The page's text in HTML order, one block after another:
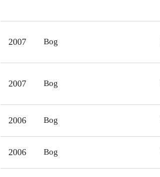
2007 Bog
2007 Bog
2006 Bog
2006 Bog